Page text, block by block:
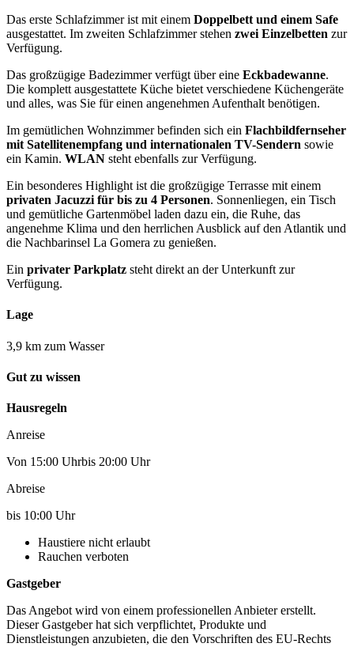
Das erste Schlafzimmer ist mit einem Doppelbett und einem Safe
ausgestattet. Im zweiten Schlafzimmer stehen zwei Einzelbetten zur
Verfügung.
Das großzügige Badezimmer verfügt über eine Eckbadewanne.
Die komplett ausgestattete Küche bietet verschiedene Küchengeräte
und alles, was Sie für einen angenehmen Aufenthalt benötigen.
Im gemütlichen Wohnzimmer befinden sich ein Flachbildfernseher
mit Satellitenempfang und internationalen TV-Sendern sowie
ein Kamin. WLAN steht ebenfalls zur Verfügung.
Ein besonderes Highlight ist die großzügige Terrasse mit einem
privaten Jacuzzi für bis zu 4 Personen. Sonnenliegen, ein Tisch
und gemütliche Gartenmöbel laden dazu ein, die Ruhe, das
angenehme Klima und den herrlichen Ausblick auf den Atlantik und
die Nachbarinsel La Gomera zu genießen.
Ein privater Parkplatz steht direkt an der Unterkunft zur
Verfügung.
Lage
3,9 km zum Wasser
Gut zu wissen
Hausregeln
Anreise
Von 15:00 Uhrbis 20:00 Uhr
Abreise
bis 10:00 Uhr
Haustiere nicht erlaubt
Rauchen verboten
Gastgeber
Das Angebot wird von einem professionellen Anbieter erstellt.
Dieser Gastgeber hat sich verpflichtet, Produkte und
Dienstleistungen anzubieten, die den Vorschriften des EU-Rechts